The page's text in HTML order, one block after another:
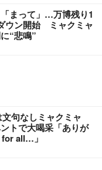
「まって」…万博残り1
ウン開始 ミャクミャ
“悲鳴”
文句なしミャクミャ
トで大喝采「ありが
all…」